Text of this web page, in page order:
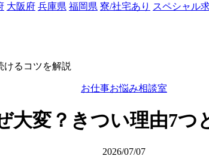
大阪府 兵庫県 福岡県 寮/社宅あり スペシャル
けるコツを解説
お仕事お悩み相談室
大変？きつい理由7
2026/07/07